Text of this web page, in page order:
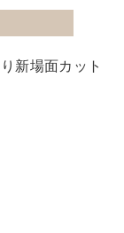
新場面カット